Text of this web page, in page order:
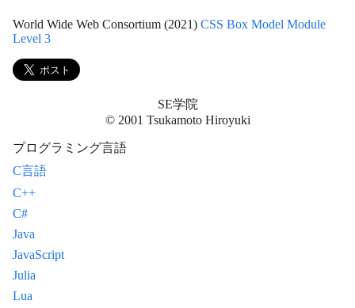
World Wide Web Consortium (2021) CSS Box Model Module
Level 3
SE学院
© 2001 Tsukamoto Hiroyuki
プログラミング言語
C言語
C++
C#
Java
JavaScript
Julia
Lua